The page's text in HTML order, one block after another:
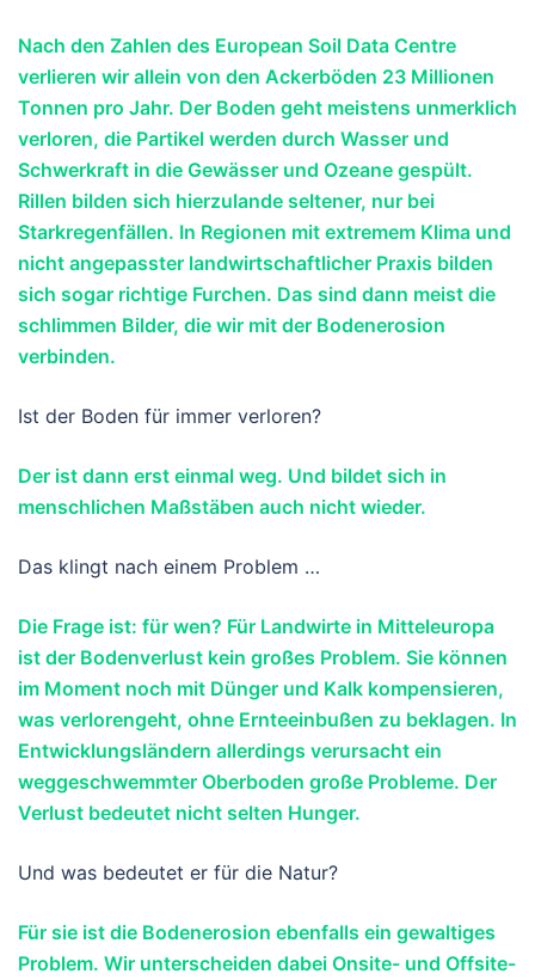
Nach den Zahlen des European Soil Data Centre
verlieren wir allein von den Ackerböden 23 Millionen
Tonnen pro Jahr. Der Boden geht meistens unmerklich
verloren, die Partikel werden durch Wasser und
Schwerkraft in die Gewässer und Ozeane gespült.
Rillen bilden sich hierzulande seltener, nur bei
Starkregenfällen. In Regionen mit extremem Klima und
nicht angepasster landwirtschaftlicher Praxis bilden
sich sogar richtige Furchen. Das sind dann meist die
schlimmen Bilder, die wir mit der Bodenerosion
verbinden.
Ist der Boden für immer verloren?
Der ist dann erst einmal weg. Und bildet sich in
menschlichen Maßstäben auch nicht wieder.
Das klingt nach einem Problem …
Die Frage ist: für wen? Für Landwirte in Mitteleuropa
ist der Bodenverlust kein großes Problem. Sie können
im Moment noch mit Dünger und Kalk kompensieren,
was verlorengeht, ohne Ernteeinbußen zu beklagen. In
Entwicklungsländern allerdings verursacht ein
weggeschwemmter Oberboden große Probleme. Der
Verlust bedeutet nicht selten Hunger.
Und was bedeutet er für die Natur?
Für sie ist die Bodenerosion ebenfalls ein gewaltiges
Problem. Wir unterscheiden dabei Onsite- und Offsite-